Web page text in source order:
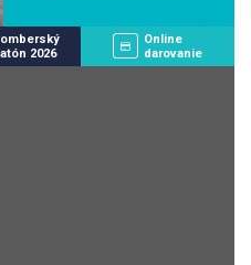
2026
Online
darovanie